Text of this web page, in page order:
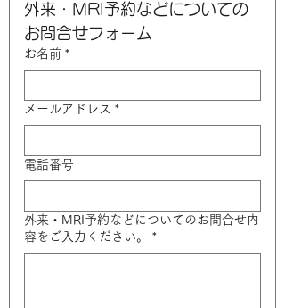
外来・MRI予約などについての
お問合せフォーム
お名前 *
メールアドレス *
電話番号
外来・MRI予約などについてのお問合せ内
容をご入力ください。
*